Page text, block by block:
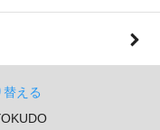
替える